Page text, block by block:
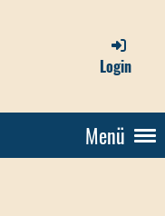
Login
Menü